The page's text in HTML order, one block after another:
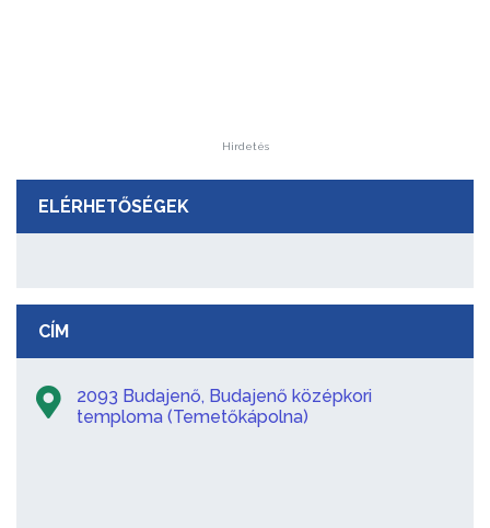
Hirdetés
ELÉRHETŐSÉGEK
CÍM
2093 Budajenő, Budajenő középkori
temploma (Temetőkápolna)